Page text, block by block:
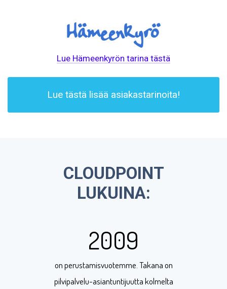
Lue Hämeenkyrön tarina tästä
Lue tästä lisää asiakastarinoita!
CLOUDPOINT
LUKUINA:
2009
on perustamisvuotemme. Takana on
pilvipalvelu-asiantuntijuutta kolmelta